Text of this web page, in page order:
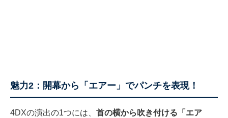
魅力2：開幕から「エアー」でパンチを表現！
4DXの演出の1つには、 首の横から吹き付ける「エア